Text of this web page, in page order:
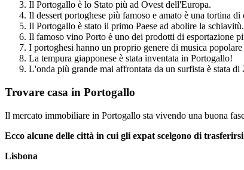
Il Portogallo è lo Stato più ad Ovest dell'Europa.
Il dessert portoghese più famoso e amato è una tortina di
Il Portogallo è stato il primo Paese ad abolire la schiavitù.
Il famoso vino Porto è uno dei prodotti di esportazione
I portoghesi hanno un proprio genere di musica
La tempura giapponese è stata inventata in Portogallo!
L'onda più grande mai affrontata da un surfista è stata
Trovare casa in Portogallo
Il mercato immobiliare in Portogallo sta vivendo una buona
Ecco alcune delle città in cui gli expat scelgono di
Lisbona